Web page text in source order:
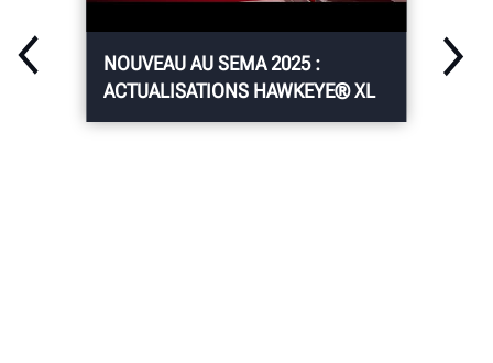
NOUVEAU AU SEMA 2025 :
ACTUALISATIONS HAWKEYE® XL